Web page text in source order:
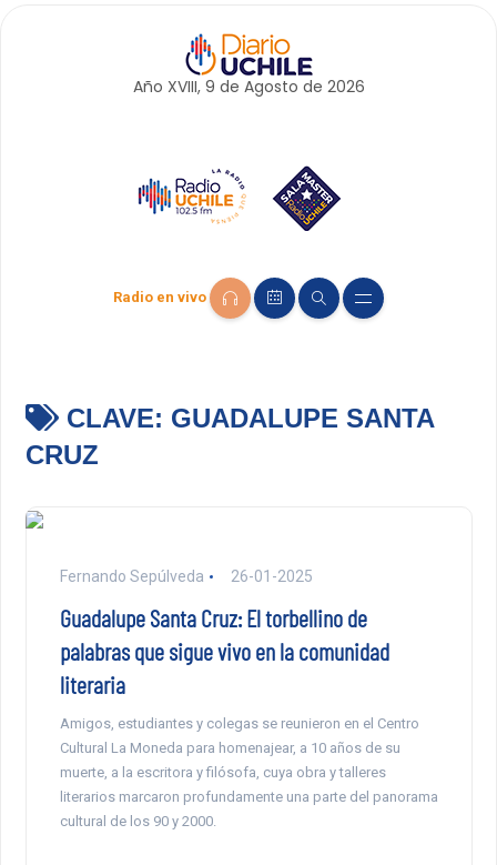
Año XVIII, 9 de Agosto de 2026
Radio en vivo
CLAVE: GUADALUPE SANTA
CRUZ
Fernando Sepúlveda 26-01-2025
Guadalupe Santa Cruz: El torbellino de
palabras que sigue vivo en la comunidad
literaria
Amigos, estudiantes y colegas se reunieron en el Centro
Cultural La Moneda para homenajear, a 10 años de su
muerte, a la escritora y filósofa, cuya obra y talleres
literarios marcaron profundamente una parte del panorama
cultural de los 90 y 2000.